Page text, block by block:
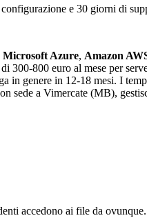
e 30 giorni di
Microsoft Azure, Amazon
300-800 euro al mese per
in genere in 12-18 mesi. I
sede a Vimercate (MB),
accedono ai file da